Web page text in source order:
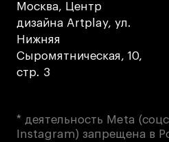
Москва, Центр
дизайна Artplay, ул.
Нижняя
Сыромятническая, 10,
стр. 3
* деятельность Meta
Instagram) запрещена в